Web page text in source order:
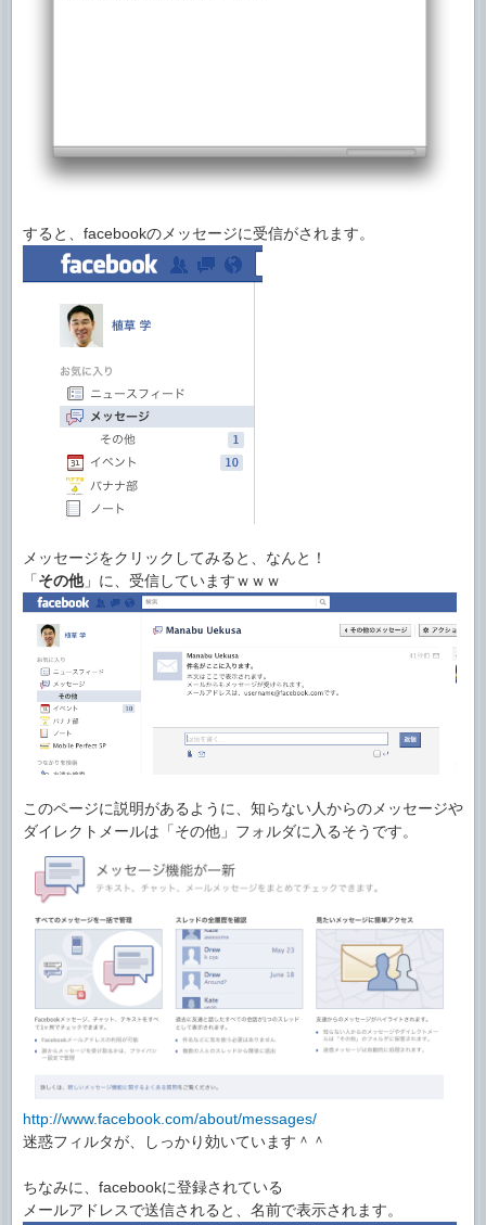
すると、facebookのメッセージに受信がされます。
メッセージをクリックしてみると、なんと！
「その他」に、受信していますｗｗｗ
このページに説明があるように、知らない人からのメッセージや
ダイレクトメールは「その他」フォルダに入るそうです。
http://www.facebook.com/about/messages/
迷惑フィルタが、しっかり効いています＾＾
ちなみに、facebookに登録されている
メールアドレスで送信されると、名前で表示されます。